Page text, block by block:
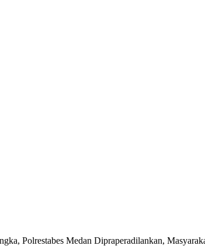
Polrestabes Medan Dipraperadilankan,